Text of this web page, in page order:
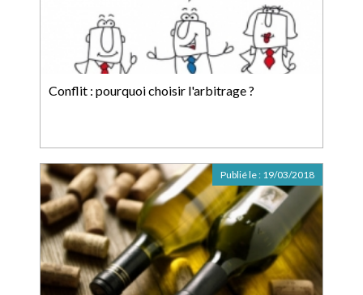
Conflit : pourquoi choisir l'arbitrage ?
Publié le : 19/03/2018